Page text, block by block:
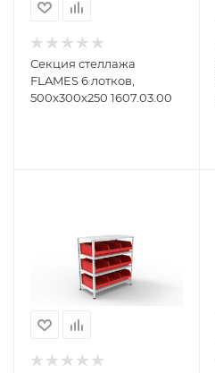
Секция стеллажа
FLAMES 6 лотков,
500х300х250 1607.03.00